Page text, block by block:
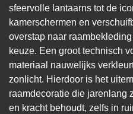
sfeervolle lantaarns tot de
kamerschermen en
overstap naar
keuze. Een groot technisch
materiaal nauwelijks
zonlicht. Hierdoor is het
raamdecoratie die jarenlang
en kracht behoudt, zelfs in